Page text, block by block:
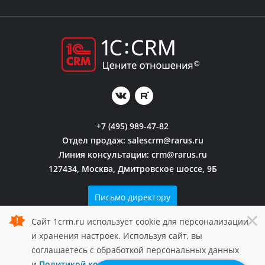
Сайт 1crm.ru использует cookie для персонализации
и хранения настроек. Используя сайт, вы
соглашаетесь с обработкой персональных данных
×
+7 (495) 989-47-82
Отдел продаж: salescrm@rarus.ru
Линия консультации: crm@rarus.ru
127434, Москва, Дмитровское шоссе, 9Б
Письмо директору
Политика конфиденциальности
© 2006 — 2026 1С-Рарус.
Все права защищены.